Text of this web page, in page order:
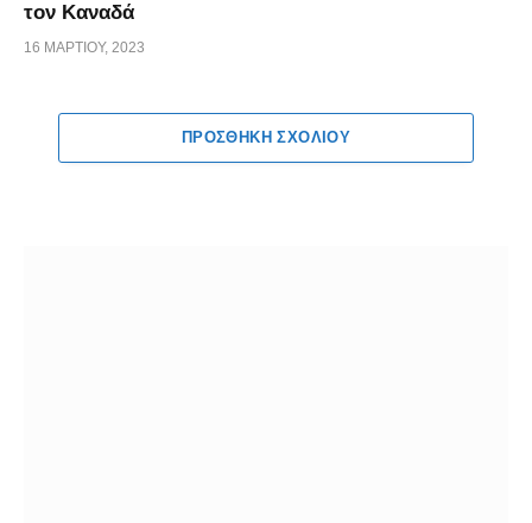
τον Καναδά
16 ΜΑΡΤΊΟΥ, 2023
ΠΡΟΣΘΉΚΗ ΣΧΟΛΊΟΥ